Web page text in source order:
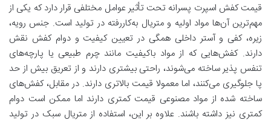
قیمت کفش اسپرت پسرانه تحت تأثیر عوامل مختلفی قرار دارد که یکی از
مهم‌ترین آن‌ها مواد اولیه و متریال به‌کاررفته در تولید است. جنس رویه،
زیره، کفی و آستر داخلی همگی در تعیین کیفیت و دوام کفش نقش
دارند. کفش‌هایی که از مواد باکیفیت مانند چرم طبیعی یا پارچه‌های
تنفس ‌پذیر ساخته می‌شوند، راحتی بیشتری دارند و از تعریق بیش از حد
پا جلوگیری می‌کنند، اما معمولا قیمت بالاتری دارند. در مقابل، کفش‌های
ساخته‌ شده از مواد مصنوعی قیمت کمتری دارند اما ممکن است دوام
کمتری نیز داشته باشند. علاوه بر این، استفاده از متریال سبک در تولید